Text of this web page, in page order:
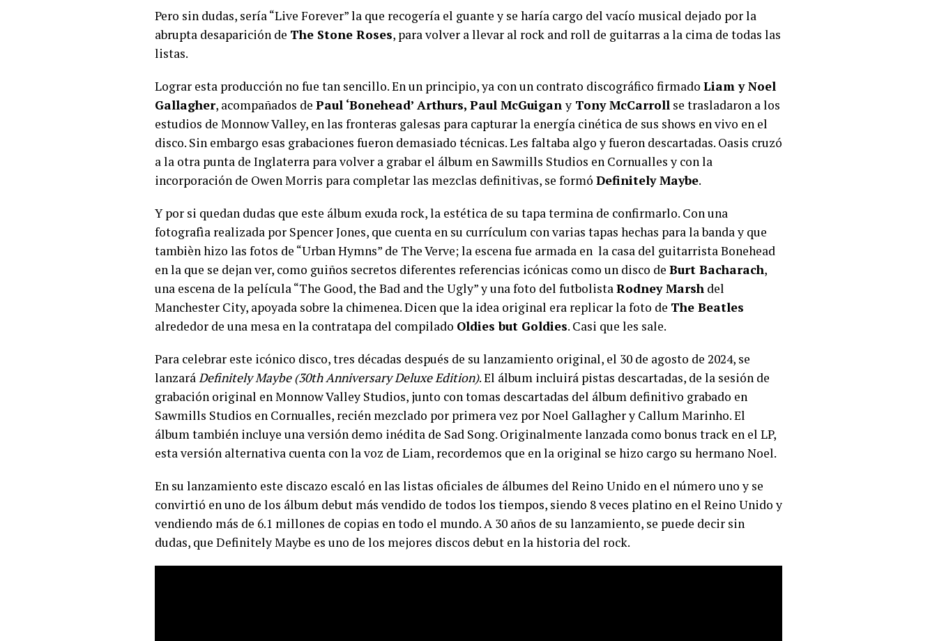
Pero sin dudas, sería “Live Forever” la que recogería el guante y se haría cargo del vacío musical dejado por la
abrupta desaparición de The Stone Roses, para volver a llevar al rock and roll de guitarras a la cima de todas las
listas.
Lograr esta producción no fue tan sencillo. En un principio, ya con un contrato discográfico firmado Liam y Noel
Gallagher, acompañados de Paul ‘Bonehead’ Arthurs, Paul McGuigany Tony McCarroll se trasladaron a los
estudios de Monnow Valley, en las fronteras galesas para capturar la energía cinética de sus shows en vivo en el
disco. Sin embargo esas grabaciones fueron demasiado técnicas. Les faltaba algo y fueron descartadas. Oasis cruzó
a la otra punta de Inglaterra para volver a grabar el álbum en Sawmills Studios en Cornualles y con la
incorporación de Owen Morris para completar las mezclas definitivas, se formó Definitely Maybe.
Y por si quedan dudas que este álbum exuda rock, la estética de su tapa termina de confirmarlo. Con una
fotografìa realizada por Spencer Jones, que cuenta en su currículum con varias tapas hechas para la banda y que
tambièn hizo las fotos de “Urban Hymns” de The Verve; la escena fue armada en la casa del guitarrista Bonehead
en la que se dejan ver, como guiños secretos diferentes referencias icónicas como un disco de Burt Bacharach,
una escena de la película “The Good, the Bad and the Ugly” y una foto del futbolistaRodney Marsh del
Manchester City, apoyada sobre la chimenea. Dicen que la idea original era replicar la foto de The Beatles
alrededor de una mesa en la contratapa del compilado Oldies but Goldies. Casi que les sale.
Para celebrar este icónico disco, tres décadas después de su lanzamiento original, el 30 de agosto de 2024, se
lanzaráDefinitely Maybe (30th Anniversary Deluxe Edition). El álbum incluirá pistas descartadas, de la sesión de
grabación original en Monnow Valley Studios, junto con tomas descartadas del álbum definitivo grabado en
Sawmills Studios en Cornualles, recién mezclado por primera vez por Noel Gallagher y Callum Marinho. El
álbum también incluye una versión demo inédita de Sad Song. Originalmente lanzada como bonus track en el LP,
esta versión alternativa cuenta con la voz de Liam, recordemos que en la original se hizo cargo su hermano Noel.
En su lanzamiento este discazo escaló en las listas oficiales de álbumes del Reino Unido en el número uno y se
convirtió en uno de los álbum debut más vendido de todos los tiempos, siendo 8 veces platino en el Reino Unido y
vendiendo más de 6.1 millones de copias en todo el mundo. A 30 años de su lanzamiento, se puede decir sin
dudas, que Definitely Maybe es uno de los mejores discos debut en la historia del rock.